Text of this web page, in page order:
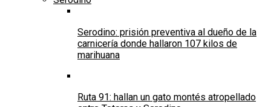
Serodino: prisión preventiva al dueño de la
carnicería donde hallaron 107 kilos de
marihuana
Ruta 91: hallan un gato montés atropellado